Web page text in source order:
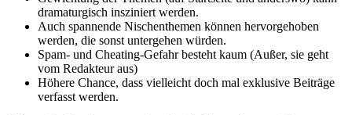
dramaturgisch insziniert werden.
Auch spannende Nischenthemen können hervorgehoben
werden, die sonst untergehen würden.
Spam- und Cheating-Gefahr besteht kaum (Außer, sie geht
vom Redakteur aus)
Höhere Chance, dass vielleicht doch mal exklusive Beiträge
verfasst werden.